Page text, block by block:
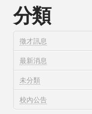
分類
徵才訊息
最新消息
未分類
校內公告